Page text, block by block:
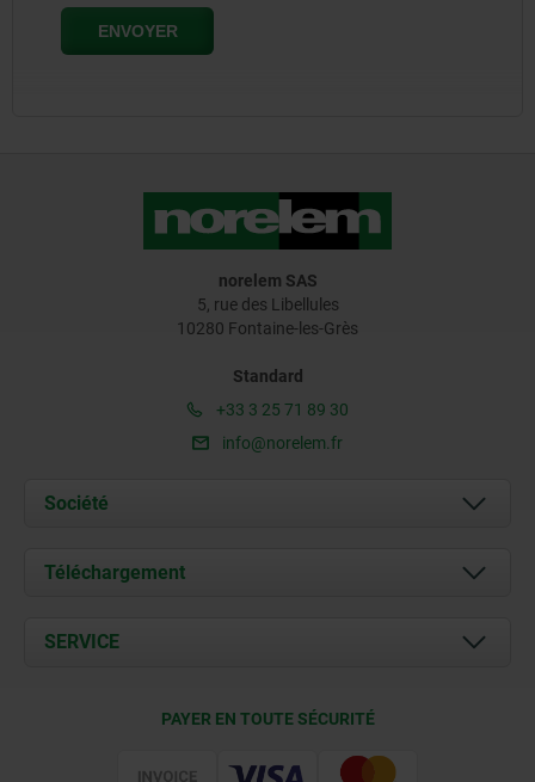
norelem SAS
5, rue des Libellules
10280 Fontaine-les-Grès
Standard
+33 3 25 71 89 30
info@norelem.fr
Société
À propos de nous
Contact
Téléchargement
Documents
SERVICE
PAYER EN TOUTE SÉCURITÉ